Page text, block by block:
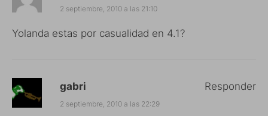
2 septiembre, 2010 a las 21:10
Yolanda estas por casualidad en 4.1?
gabri
2 septiembre, 2010 a las 22:29
Responder